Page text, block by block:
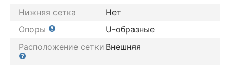
Нижняя сетка
Нет
Опоры
U-образные
Расположение сетки Внешняя